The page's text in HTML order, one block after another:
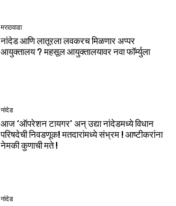
मराठवाडा
नांदेड आणि लातूरला लवकरच मिळणार अप्पर
आयुक्तालय ? महसूल आयुक्तालयावर नवा फॉर्म्युला
नांदेड
आज ‘ऑपरेशन टायगर’ अन् उद्या नांदेडमध्ये विधान
परिषदेची निवडणूक! मतदारांमध्ये संभ्रम ! आष्टीकरांना
नेमकी कुणाची मते !
नांदेड